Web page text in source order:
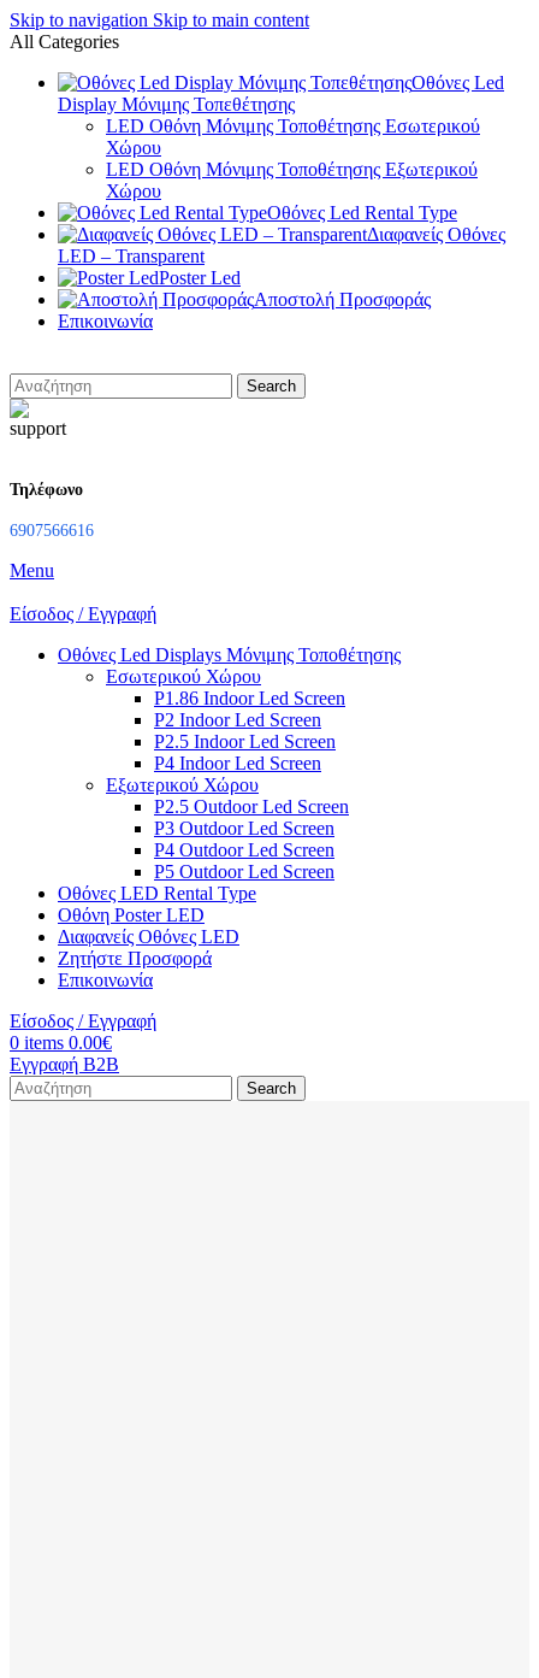
Skip to navigation Skip to main content
All Categories
Οθόνες Led
Display Μόνιμης Τοπεθέτησης
LED Οθόνη Μόνιμης Τοποθέτησης Εσωτερικού
Χώρου
LED Οθόνη Μόνιμης Τοποθέτησης Εξωτερικού
Χώρου
Οθόνες Led Rental Type
Διαφανείς Οθόνες
LED – Transparent
Poster Led
Αποστολή Προσφοράς
Επικοινωνία
Search
Τηλέφωνο
6907566616
Menu
Είσοδος / Εγγραφή
Οθόνες Led Displays Μόνιμης Τοποθέτησης
Εσωτερικού Χώρου
P1.86 Indoor Led Screen
P2 Indoor Led Screen
P2.5 Indoor Led Screen
P4 Indoor Led Screen
Εξωτερικού Χώρου
P2.5 Outdoor Led Screen
P3 Outdoor Led Screen
P4 Outdoor Led Screen
P5 Outdoor Led Screen
Οθόνες LED Rental Type
Οθόνη Poster LED
Διαφανείς Οθόνες LED
Ζητήστε Προσφορά
Επικοινωνία
Είσοδος / Εγγραφή
0 items 0.00€
Εγγραφή B2B
Search